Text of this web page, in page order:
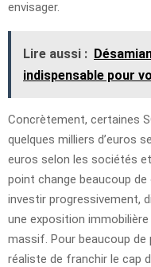
envisager.
Lire aussi :
indispensable pour
Concrètement, certaines
quelques milliers d’euros
euros selon les sociétés
point change beaucoup
investir progressivement,
une exposition
massif. Pour beaucoup de
réaliste de franchir le cap